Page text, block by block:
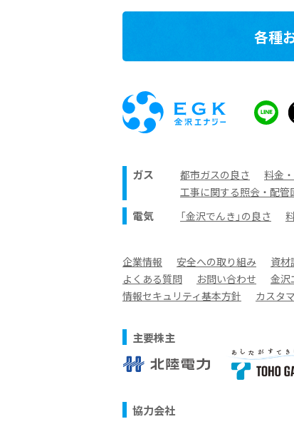
各種
ガス 都市ガスの良さ 料金
工事に関する照会・配管
電気 「金沢でんき」の良さ
企業情報 安全への取り組み 資材
よくある質問
お問い合わせ 金沢
情報セキュリティ基本方針
カスタ
主要株主
協力会社